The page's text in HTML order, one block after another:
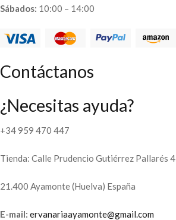
Sábados: 10:00 – 14:00
Contáctanos
¿Necesitas ayuda?
+34 959 470 447
Tienda: Calle Prudencio Gutiérrez Pallarés 4
21.400 Ayamonte (Huelva) España
E-mail: ervanariaayamonte@gmail.com